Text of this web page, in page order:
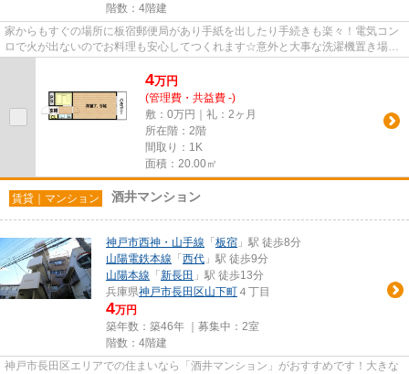
階数：4階建
家からもすぐの場所に板宿郵便局があり手紙を出したり手続きも楽々！電気コン
ロで火が出ないのでお料理も安心してつくれます☆意外と大事な洗濯機置き場、
4万円
(管理費・共益費 -)
敷：0万円｜礼：2ヶ月
所在階：2階
間取り：1K
面積：20.00㎡
賃貸｜マンション 酒井マンション
神戸市西神・山手線 「 板宿 」駅 徒歩8分
山陽電鉄本線 「 西代 」駅 徒歩9分
山陽本線 「 新長田 」駅 徒歩13分
兵庫県神戸市長田区山下町 ４丁目
4万円
築年数：築46年 ｜募集中： 2室
階数：4階建
神戸市長田区エリアでの住まいなら「酒井マンション」がおすすめです！大きな